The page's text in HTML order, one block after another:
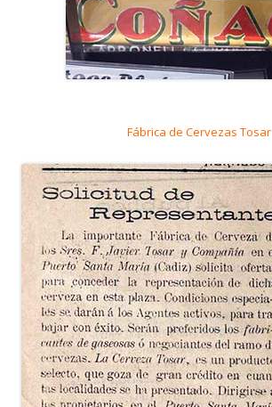
Fábrica de Cervezas Tosar